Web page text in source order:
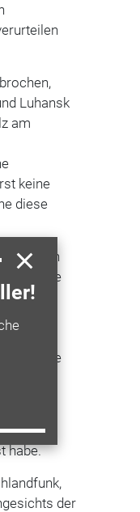
Luhansk
am
keine
diese
den
die
zu
und
habe.
der